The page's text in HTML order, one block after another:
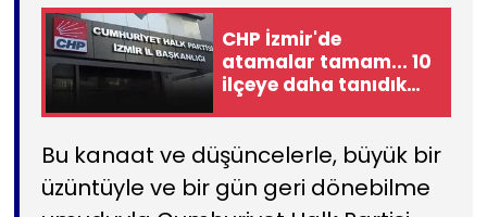
CHP İzmir'de
atamalar tamam... 10
ilçeye daha tanıdık
Bu kanaat ve düşüncelerle, büyük bir
üzüntüyle ve bir gün geri dönebilme